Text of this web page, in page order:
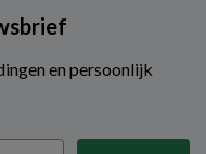
en persoonlijk